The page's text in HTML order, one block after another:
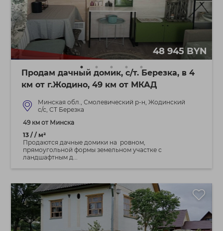
48 945 BYN
Продам дачный домик, с/т. Березка, в 4
км от г.Жодино, 49 км от МКАД
Минская обл., Смолевический р-н, Жодинский
с/с, СТ Березка
49 км от Минска
13 / / м²
Продаются дачные домики на ровном,
прямоугольной формы земельном участке с
ландшафтным д...